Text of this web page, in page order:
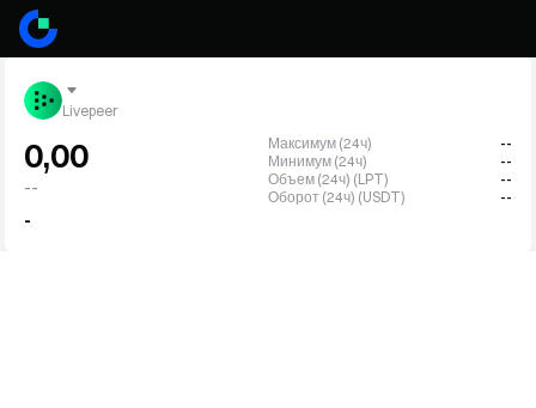
Livepeer
0,00
--
-
Максимум (24ч)
--
Минимум (24ч)
--
Объем (24ч) (LPT)
--
Оборот (24ч) (USDT)
--